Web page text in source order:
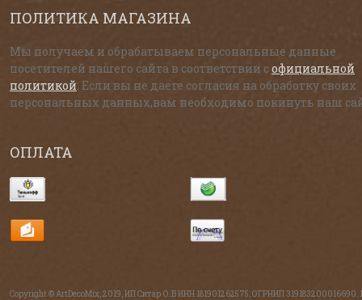
ПОЛИТИКА МАГАЗИНА
Мы получаем и обрабатываем персональные данные
посетителей нашего сайта в соответствии софициальной
политикой . Если вы не даете согласия на обработку своих
персональных данных,вам необходимо покинуть наш
ОПЛАТА
Copyright © ArtDecoMix, 2019, ИП Ситар О.В ИНН 181901262575, ОГРНИП 319183200016690.